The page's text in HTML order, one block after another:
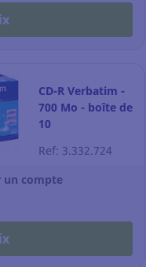
CD-R Verbatim -
700 Mo - boîte de
10
Ref: 3.332.724
un compte